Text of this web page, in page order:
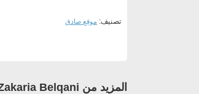
تصنيف: موقع صادق
المزيد من Zakaria Belqani